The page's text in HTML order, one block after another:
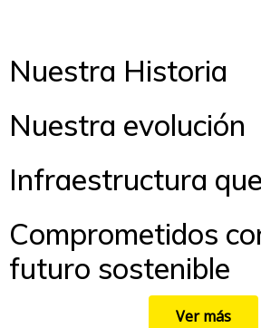
Nuestra Historia
Nuestra evolución
Infraestructura
Comprometidos
futuro sostenible
Ver más